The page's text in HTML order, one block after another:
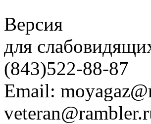
Версия
для
(843)522-88-87
Email: